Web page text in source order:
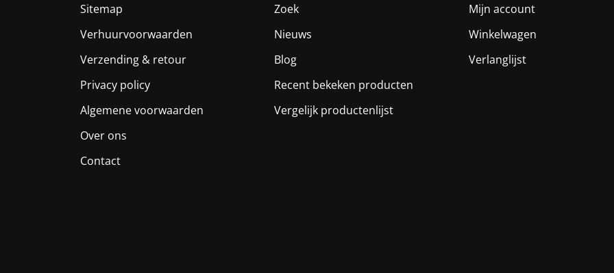
Sitemap
Verhuurvoorwaarden
Verzending & retour
Privacy policy
Algemene voorwaarden
Over ons
Contact
Zoek
Nieuws
Blog
Recent bekeken producten
Vergelijk productenlijst
Mijn account
Winkelwagen
Verlanglijst